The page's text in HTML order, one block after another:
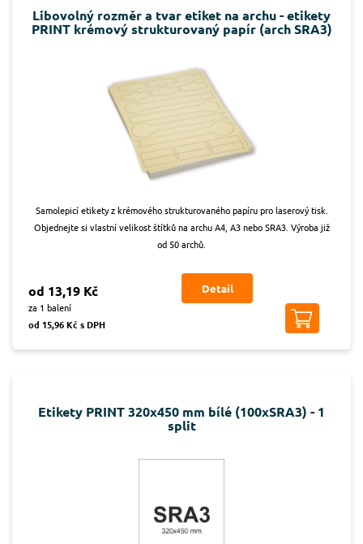
Libovolný rozměr a tvar etiket na archu - etikety
PRINT krémový strukturovaný papír (arch SRA3)
Samolepicí etikety z krémového strukturovaného papíru pro laserový tisk.
Objednejte si vlastní velikost štítků na archu A4, A3 nebo SRA3. Výroba již
od 50 archů.
od 13,19 Kč
za 1 balení
od 15,96 Kč s DPH
Detail
Etikety PRINT 320x450 mm bílé (100xSRA3) - 1
split